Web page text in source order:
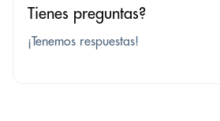
Tienes preguntas?
¡Tenemos respuestas!